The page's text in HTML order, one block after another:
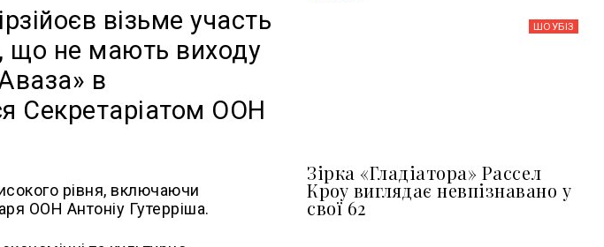
візьме участь
що не мають виходу
в
Секретаріатом ООН
рівня, включаючи
ООН Антоніу Гутерріша.
ШОУБIЗ
Зірка «Гладіатора» Рассел
Кроу виглядає невпізнавано у
свої 62